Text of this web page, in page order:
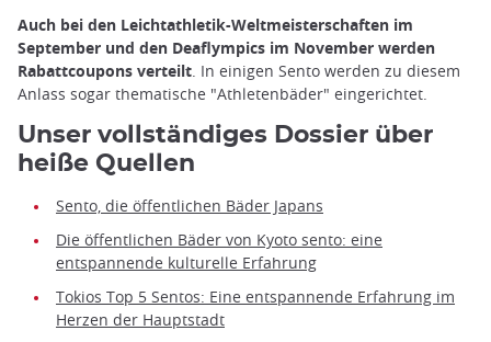
Auch bei den Leichtathletik-Weltmeisterschaften im
September und den Deaflympics im November werden
Rabattcoupons verteilt. In einigen Sento werden zu diesem
Anlass sogar thematische "Athletenbäder" eingerichtet.
Unser vollständiges Dossier über
heiße Quellen
Sento, die öffentlichen Bäder Japans
Die öffentlichen Bäder von Kyoto sento: eine
entspannende kulturelle Erfahrung
Tokios Top 5 Sentos: Eine entspannende Erfahrung im
Herzen der Hauptstadt